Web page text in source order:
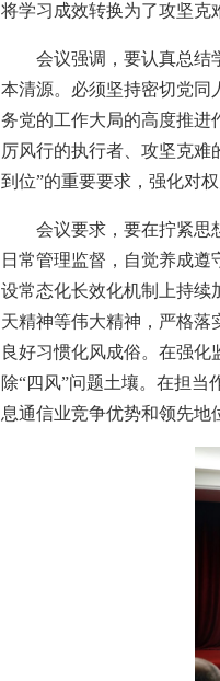
将学习成效转换为了攻坚克
会议强调，要认真总结
本清源。必须坚持密切党同
务党的工作大局的高度推进
厉风行的执行者、攻坚克
到位”的重要要求，强化对
会议要求，要在拧紧思
日常管理监督，自觉养成
设常态化长效化机制上持续
天精神等伟大精神，严格落
良好习惯化风成俗。在强
除“四风”问题土壤。在担
息通信业竞争优势和领先地